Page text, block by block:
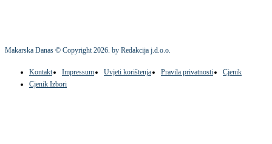
Makarska Danas © Copyright2026. by Redakcija j.d.o.o.
Kontakt Impressum Uvjeti korištenja Pravila privatnosti
Cjenik
Cjenik Izbori